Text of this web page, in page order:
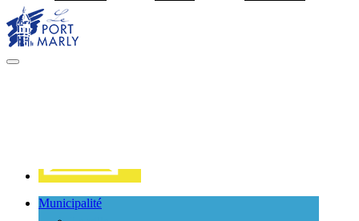
MENU
Municipalité